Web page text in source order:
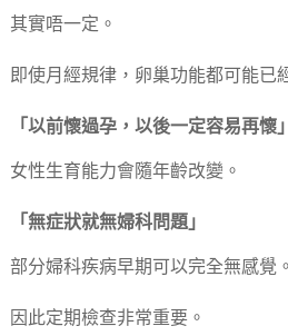
其實唔一定。
即使月經規律，卵巢功能都可能已
「以前懷過孕，以後一定容易再懷」
女性生育能力會隨年齡改變。
「無症狀就無婦科問題」
部分婦科疾病早期可以完全無感覺。
因此定期檢查非常重要。